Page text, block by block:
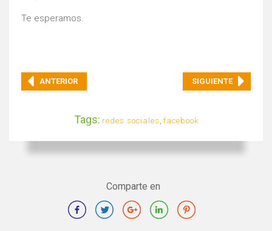
Te esperamos.
ANTERIOR SIGUIENTE
Tags: redes sociales facebook
Comparte en